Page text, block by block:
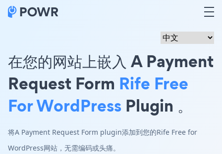
在您的网站上嵌入 A Payment
Request Form Rife Free
For WordPress Plugin 。
将A Payment Request Form plugin添加到您的Rife Free for
WordPress网站，无需编码或头痛。